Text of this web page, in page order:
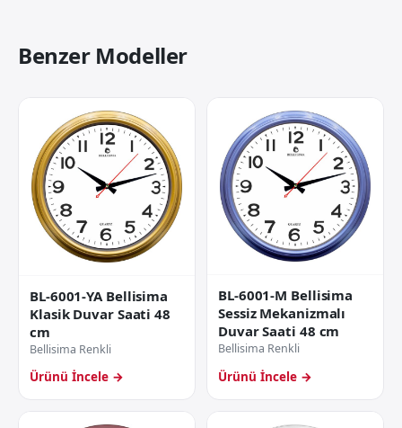
Benzer Modeller
BL-6001-YA Bellisima
Klasik Duvar Saati 48
cm
Bellisima Renkli
Ürünü İncele →
BL-6001-M Bellisima
Sessiz Mekanizmalı
Duvar Saati 48 cm
Bellisima Renkli
Ürünü İncele →